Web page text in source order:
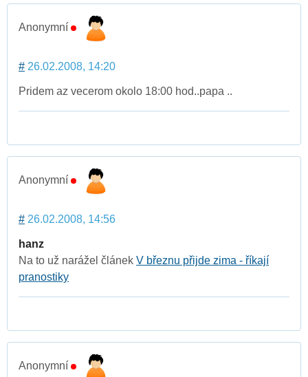
Anonymní
# 26.02.2008, 14:20
Pridem az vecerom okolo 18:00 hod..papa ..
Anonymní
# 26.02.2008, 14:56
hanz
Na to už narážel článek V březnu přijde zima - říkají
pranostiky
Anonymní